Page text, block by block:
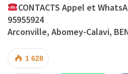
CONTACTS Appel et
95955924
Arconville, Abomey-Calavi,
1 628